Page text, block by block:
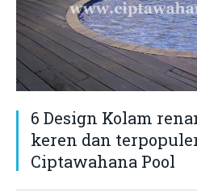
6 Design Kolam
keren dan
Ciptawahana Pool